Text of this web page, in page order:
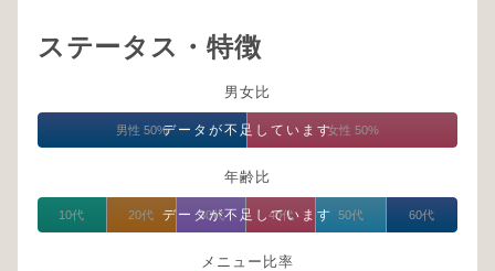
ステータス・特徴
男女比
データが不足しています
男性 50% 女性 50%
年齢比
データが不足しています
10代 20代 30代 40代 50代 60代
メニュー比率